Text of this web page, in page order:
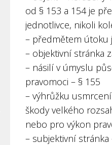
od § 153 a 154 je
jednotlivce, nikoli
– předmětem útoku
– objektivní stránka
– násilí v úmyslu
pravomoci – § 155
– výhrůžku
škody velkého
nebo pro výkon
– subjektivní stránka